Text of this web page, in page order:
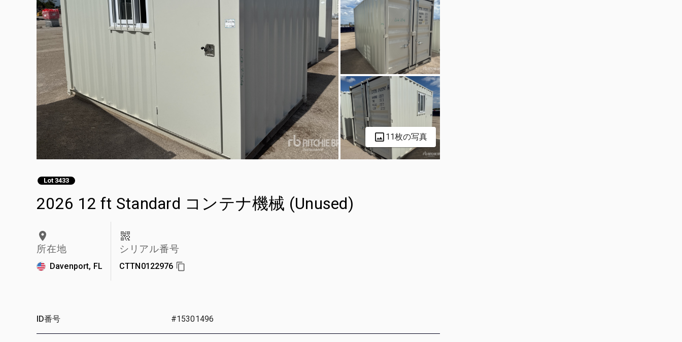
11枚の写真
Lot 3433
2026 12 ft Standard コンテナ機械 (Unused)
所在地
Davenport, FL
シリアル番号
CTTN0122976
ID番号 #15301496